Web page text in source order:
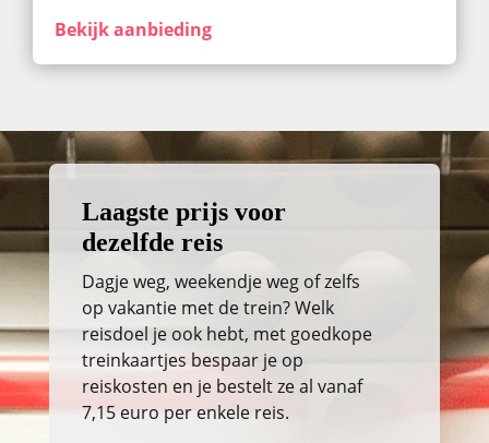
Bekijk aanbieding
Laagste prijs voor
dezelfde reis
Dagje weg, weekendje weg of zelfs
op vakantie met de trein? Welk
reisdoel je ook hebt, met goedkope
treinkaartjes bespaar je op
reiskosten en je bestelt ze al vanaf
7,15 euro per enkele reis.